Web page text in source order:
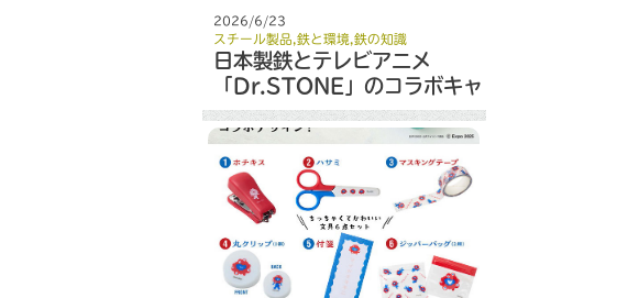
2026/6/23
スチール製品 鉄と環境, 鉄の知識
日本製鉄とテレビアニメ
「Dr.STONE」のコラボキャ
ンペーン